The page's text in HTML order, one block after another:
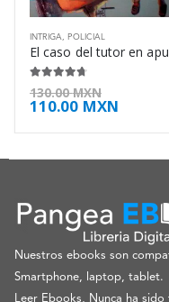
INTRIGA, POLICIAL
4.63 de 5
130.00MXN
110.00 MXN
Nuestros ebooks son
Smartphone, laptop, tablet.
Leer Ebooks, Nunca ha sido